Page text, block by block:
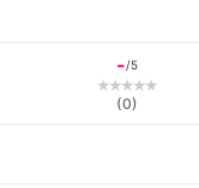
-/5
(0)